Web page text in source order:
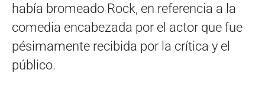
había bromeado Rock, en referencia a la
comedia encabezada por el actor que fue
pésimamente recibida por la crítica y el
público.